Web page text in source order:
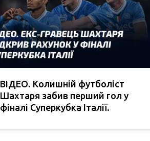
ВІДЕО. Колишній футболіст
Шахтаря забив перший гол у
фіналі Суперкубка Італії.